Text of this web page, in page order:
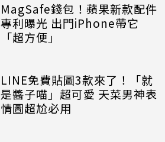
MagSafe錢包！蘋果新款配件
專利曝光 出門iPhone帶它
「超方便」
LINE免費貼圖3款來了！「就
是醬子喵」超可愛 天菜男神表
情圖超尬必用